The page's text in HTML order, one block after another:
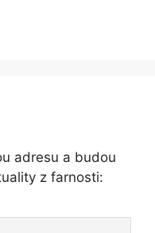
adresu a budou
z farnosti: